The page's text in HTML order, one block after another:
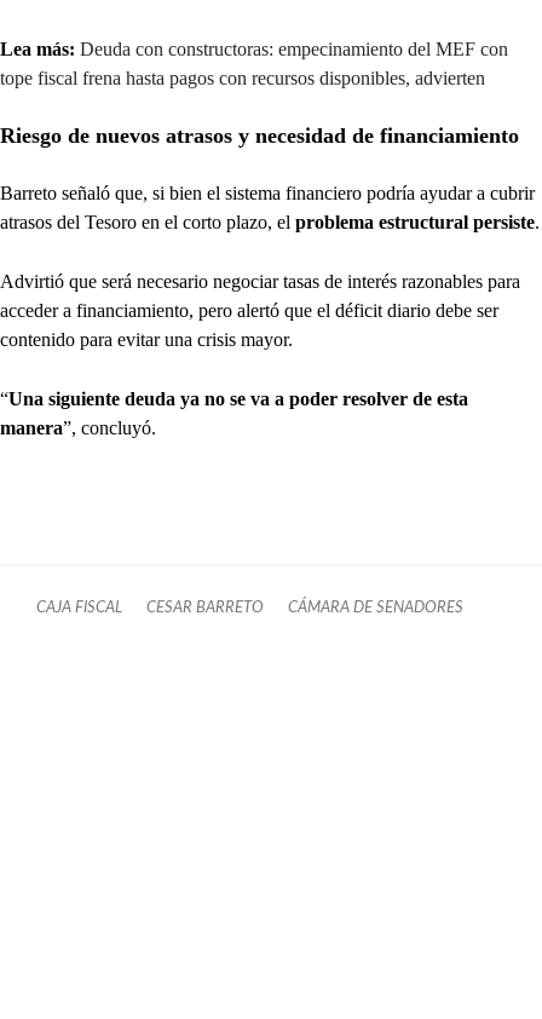
Lea más: Deuda con constructoras: empecinamiento del MEF con
tope fiscal frena hasta pagos con recursos disponibles, advierten
Riesgo de nuevos atrasos y necesidad de financiamiento
Barreto señaló que, si bien el sistema financiero podría ayudar a cubrir
atrasos del Tesoro en el corto plazo, el problema estructural persiste.
Advirtió que será necesario negociar tasas de interés razonables para
acceder a financiamiento, pero alertó que el déficit diario debe ser
contenido para evitar una crisis mayor.
“Una siguiente deuda ya no se va a poder resolver de esta
manera”, concluyó.
CAJA FISCAL CESAR BARRETO CÁMARA DE SENADORES